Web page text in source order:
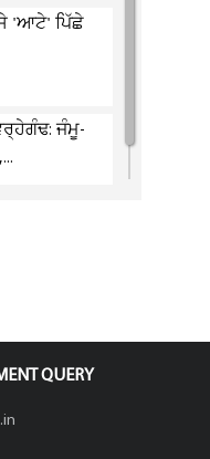
'ਆਟੇ' ਪਿੱਛੇ
ਜੰਮੂ-
QUERY